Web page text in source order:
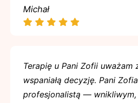
Michał
Terapię u Pani Zofii uważam
wspaniałą decyzję. Pani
profesjonalistą — wnikliwym,